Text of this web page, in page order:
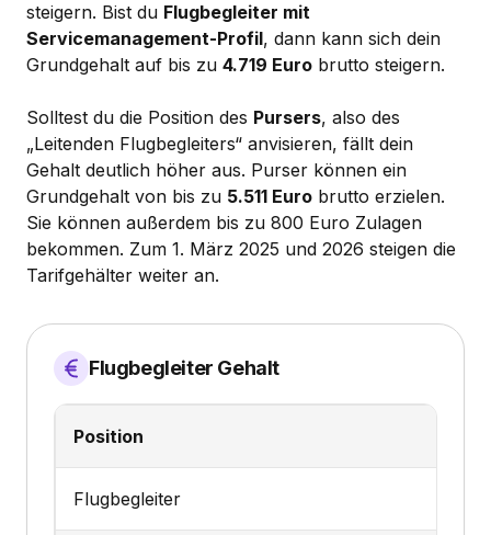
steigern. Bist du Flugbegleiter mit
Servicemanagement-Profil, dann kann sich dein
Grundgehalt auf bis zu 4.719 Euro brutto steigern.
Solltest du die Position des Pursers, also des
„Leitenden Flugbegleiters“ anvisieren, fällt dein
Gehalt deutlich höher aus. Purser können ein
Grundgehalt von bis zu 5.511 Euro brutto erzielen.
Sie können außerdem bis zu 800 Euro Zulagen
bekommen. Zum 1. März 2025 und 2026 steigen die
Tarifgehälter weiter an.
Flugbegleiter Gehalt
Position
Flugbegleiter